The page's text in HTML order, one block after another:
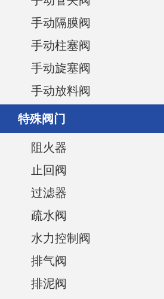
手动隔膜阀
手动柱塞阀
手动旋塞阀
手动放料阀
特殊阀门
阻火器
止回阀
过滤器
疏水阀
水力控制阀
排气阀
排泥阀